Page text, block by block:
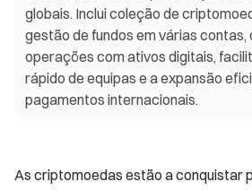
globais. Inclui coleção de
gestão de fundos em várias contas,
operações com ativos digitais,
rápido de equipas e a expansão
pagamentos internacionais.
As criptomoedas estão a conquistar